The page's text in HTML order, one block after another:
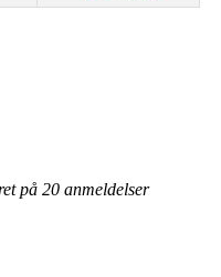
på 20 anmeldelser